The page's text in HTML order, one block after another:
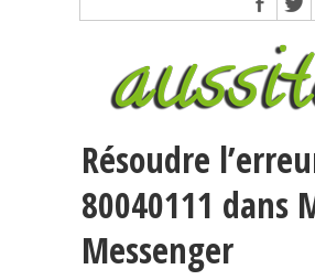
Résoudre
80040111 dans
Messenger